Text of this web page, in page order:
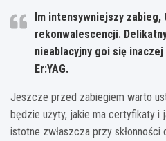
Im intensywniejszy zabieg,
rekonwalescencji.
nieablacyjny goi się
Er:YAG.
Jeszcze przed zabiegiem warto
będzie użyty, jakie ma certyfikaty i
istotne zwłaszcza przy